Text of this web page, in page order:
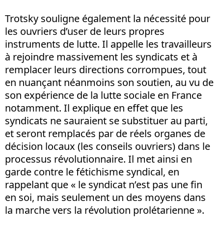
Trotsky souligne également la nécessité pour
les ouvriers d’user de leurs propres
instruments de lutte. Il appelle les travailleurs
à rejoindre massivement les syndicats et à
remplacer leurs directions corrompues, tout
en nuançant néanmoins son soutien, au vu de
son expérience de la lutte sociale en France
notamment. Il explique en effet que les
syndicats ne sauraient se substituer au parti,
et seront remplacés par de réels organes de
décision locaux (les conseils ouvriers) dans le
processus révolutionnaire. Il met ainsi en
garde contre le fétichisme syndical, en
rappelant que « le syndicat n’est pas une fin
en soi, mais seulement un des moyens dans
la marche vers la révolution prolétarienne ».